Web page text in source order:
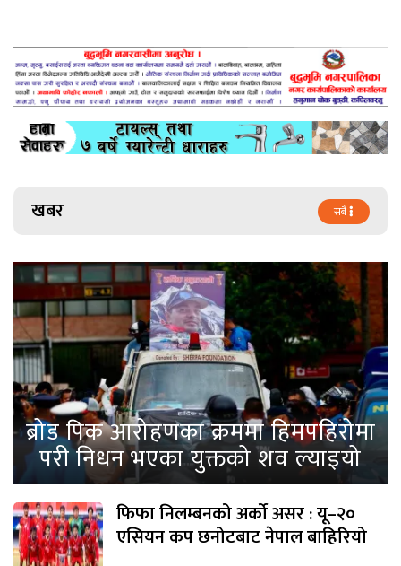
खबर सबै
ब्रोड पिक आरोहणका क्रममा हिमपहिरोमा
परी निधन भएका युक्तको शव ल्याइयो
फिफा निलम्बनको अर्को असर : यू–२०
एसियन कप छनोटबाट नेपाल बाहिरियो